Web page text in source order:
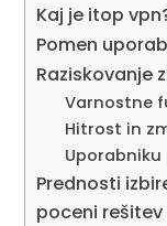
Kaj je itop
Pomen
Raziskovanje
Varnostne
Hitrost in
Prednosti
poceni rešitev